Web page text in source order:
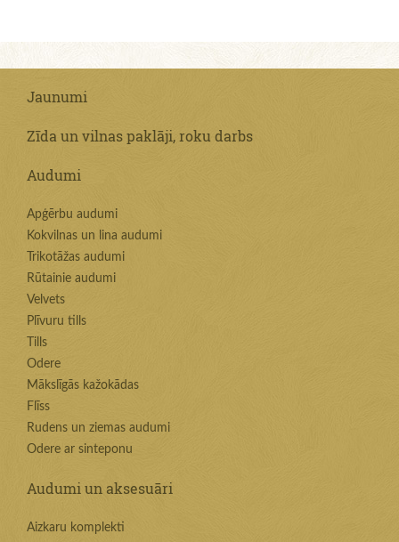
Jaunumi
Zīda un vilnas paklāji, roku darbs
Audumi
Apģērbu audumi
Kokvilnas un lina audumi
Trikotāžas audumi
Rūtainie audumi
Velvets
Plīvuru tills
Tills
Odere
Mākslīgās kažokādas
Flīss
Rudens un ziemas audumi
Odere ar sinteponu
Audumi un aksesuāri
Aizkaru komplekti